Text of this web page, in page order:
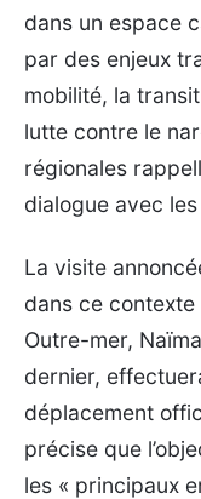
dans un espace
par des enjeux
mobilité, la
lutte contre le
régionales
dialogue avec
La visite
dans ce
Outre-mer,
dernier,
déplacement
précise que
les « principaux